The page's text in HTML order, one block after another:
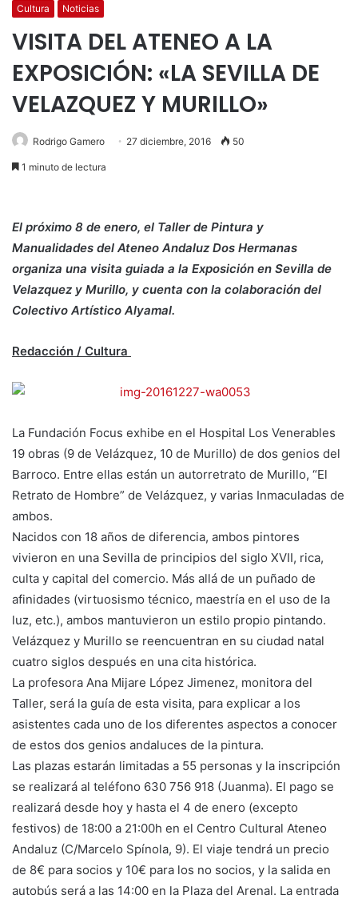
Cultura Noticias
VISITA DEL ATENEO A LA
EXPOSICIÓN: «LA SEVILLA DE
VELAZQUEZ Y MURILLO»
Rodrigo Gamero 27 diciembre, 2016 50
1 minuto de lectura
El próximo 8 de enero, el Taller de Pintura y
Manualidades del Ateneo Andaluz Dos Hermanas
organiza una visita guiada a la Exposición en Sevilla de
Velazquez y Murillo, y cuenta con la colaboración del
Colectivo Artístico Alyamal.
Redacción / Cultura
La Fundación Focus exhibe en el Hospital Los Venerables
19 obras (9 de Velázquez, 10 de Murillo) de dos genios del
Barroco. Entre ellas están un autorretrato de Murillo, “El
Retrato de Hombre” de Velázquez, y varias Inmaculadas de
ambos.
Nacidos con 18 años de diferencia, ambos pintores
vivieron en una Sevilla de principios del siglo XVII, rica,
culta y capital del comercio. Más allá de un puñado de
afinidades (virtuosismo técnico, maestría en el uso de la
luz, etc.), ambos mantuvieron un estilo propio pintando.
Velázquez y Murillo se reencuentran en su ciudad natal
cuatro siglos después en una cita histórica.
La profesora Ana Mijare López Jimenez, monitora del
Taller, será la guía de esta visita, para explicar a los
asistentes cada uno de los diferentes aspectos a conocer
de estos dos genios andaluces de la pintura.
Las plazas estarán limitadas a 55 personas y la inscripción
se realizará al teléfono 630 756 918 (Juanma). El pago se
realizará desde hoy y hasta el 4 de enero (excepto
festivos) de 18:00 a 21:00h en el Centro Cultural Ateneo
Andaluz (C/Marcelo Spínola, 9). El viaje tendrá un precio
de 8€ para socios y 10€ para los no socios, y la salida en
autobús será a las 14:00 en la Plaza del Arenal. La entrada